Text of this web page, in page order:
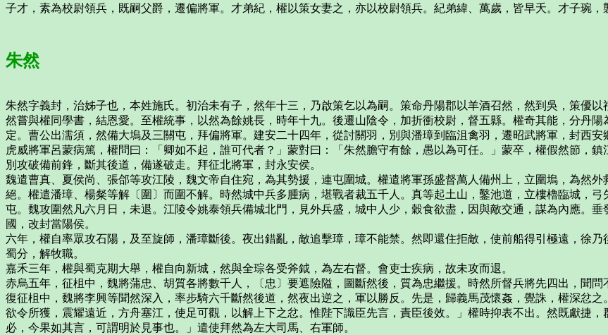
子才，素為校尉領兵，既嗣父爵，遷偏將軍。才弟紀，權以策女妻之，亦以校尉領兵。紀弟緯、萬歲，皆早夭。才子琬，
朱然
朱然字義封，治姊子也，本姓施氏。初治未有子，然年十三，乃啟策乞以為嗣。策命丹陽郡以羊酒召然，然到吳，策優以
然嘗與權同學書，結恩愛。至權統事，以然為餘姚長，時年十九。後遷山陰令，加折衝校尉，督五縣。權奇其能，分丹
定。曹公出濡須，然備大塢及三關屯，拜偏將軍。建安二十四年，從討關羽，別與潘璋到臨沮禽羽，遷昭武將軍，封西安
虎威將軍呂蒙病篤，權問曰：「卿如不起，誰可代者？」蒙對曰：「朱然膽守有餘，愚以為可任。」蒙卒，權假然節，
別攻破備前鋒，斷其後道，備遂破走。拜征北將軍，封永安侯。
魏遣曹真、夏侯尚、張郃等攻江陵，魏文帝自住宛，為其勢援，連屯圍城。權遣將軍孫盛督萬人備州上，立圍塢，為然
絕。權遣潘璋、楊粲等解〔圍〕而圍不解。時然城中兵多腫病，堪戰者裁五千人。真等起土山，鑿池道，立樓櫓臨城，
屯。魏攻圍然凡六月日，未退。江陵令姚泰領兵備城北門，見外兵盛，城中人少，穀食欲盡，因與敵交通，謀為內應。
國，改封當陽侯。
六年，權自率眾攻石陽，及至旋師，潘璋斷後。夜出錯亂，敵追擊璋，璋不能禁。然即還住拒敵，使前船得引極遠，徐
蜀分，解牧職。
嘉禾三年，權與蜀克期大舉，權自向新城，然與全琮各受斧鉞，為左右督。會吏士疾病，故未攻而退。
赤烏五年，征柤中，魏將蒲忠、胡質各將數千人，〔忠〕要遮險隘，圖斷然後，質為忠繼援。時然所督兵將先四出，聞
復征柤中，魏將李興等聞然深入，率步騎六千斷然後道，然夜出逆之，軍以勝反。先是，歸義馬茂懷姦，覺誅，權深忿
欲令所獲，震耀遠近，方舟塞江，使足可觀，以解上下之忿。惟陛下識臣先言，責臣後效。」權時抑表不出。然既獻捷
必，今果如其言，可謂明於見事也。」遣使拜然為左大司馬、右軍師。